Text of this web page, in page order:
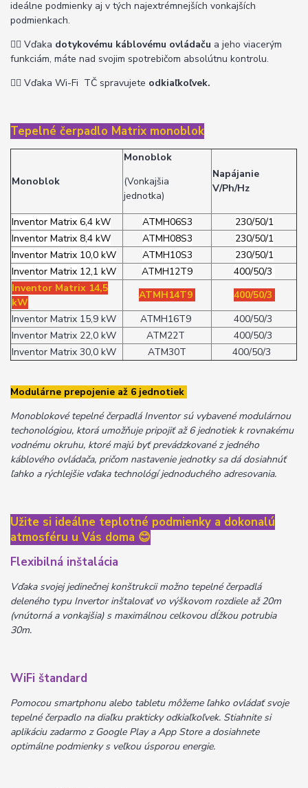
ideálne podmienky aj v tých najextrémnejších vonkajších
podmienkach.
👉🏽 Vďaka dotykovému káblovému ovládaču a jeho viacerým
funkciám, máte nad svojim spotrebičom absolútnu kontrolu.
👉🏽 Vďaka Wi-Fi TČ spravujete odkiaľkoľvek.
Tepelné čerpadlo Matrix monoblok
Monoblok
Monoblok
(Vonkajšia
jednotka)
Napájanie
V/Ph/Hz
Inventor Matrix 6,4 kW ATMH06S3
230/50/1
Inventor Matrix 8,4 kW
ATMH08S3
230/50/1
Inventor Matrix 10,0 kW
ATMH10S3
230/50/1
Inventor Matrix 12,1 kW
ATMH12T9
400/50/3
Inventor Matrix 14,5
kW
ATMH14T9
400/50/3
Inventor Matrix 15,9 kW
ATMH16T9
400/50/3
Inventor Matrix 22,0 kW
ATM22T
400/50/3
Inventor Matrix 30,0 kW
ATM30T 400/50/3
Modulárne prepojenie až 6 jednotiek
Monoblokové tepelné čerpadlá Inventor sú vybavené modulárnou
techonológiou, ktorá umožňuje pripojiť až 6 jednotiek k rovnakému
vodnému okruhu, ktoré majú byť prevádzkované z jedného
káblového ovládača, pričom nastavenie jednotky sa dá dosiahnúť
ľahko a rýchlejšie vďaka technológí jednoduchého adresovania.
Užite si ideálne teplotné podmienky a dokonalú
atmosféru u Vás doma 😊
Flexibilná inštalácia
Vďaka svojej jedinečnej konštrukcii možno tepelné čerpadlá
deleného typu Invertor inštalovať vo výškovom rozdiele až 20m
(vnútorná a vonkajšia) s maximálnou celkovou dĺžkou potrubia
30m.
WiFi štandard
Pomocou smartphonu alebo tabletu môžeme ľahko ovládať svoje
tepelné čerpadlo na diaľku prakticky odkiaľkoľvek. Stiahnite si
aplikáciu zadarmo z Google Play a App Store a dosiahnete
optimálne podmienky s veľkou úsporou energie.